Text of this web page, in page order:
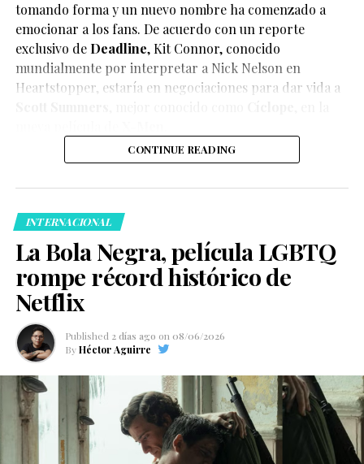
tomando forma y un nuevo nombre ha comenzado a
emocionar a los fans. De acuerdo con un reporte
exclusivo de Deadline,Kit Connor, conocido
mundialmente por interpretar a Nick Nelson en
Heartstopper, estaría en negociaciones para dar vida a
CONTINUE READING
INTERNACIONAL
La Bola Negra, película LGBTQ
rompe récord histórico de
Netflix
Published 2 días ago on 08/06/2026
By Héctor Aguirre